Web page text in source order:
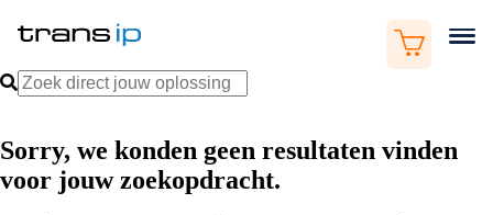
Sorry, we konden geen resultaten vinden
voor jouw zoekopdracht.